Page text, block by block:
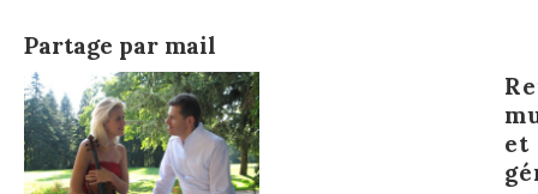
Partage par mail
et